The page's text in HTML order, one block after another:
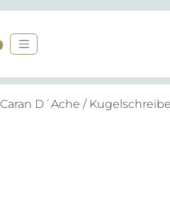
Caran D´Ache /